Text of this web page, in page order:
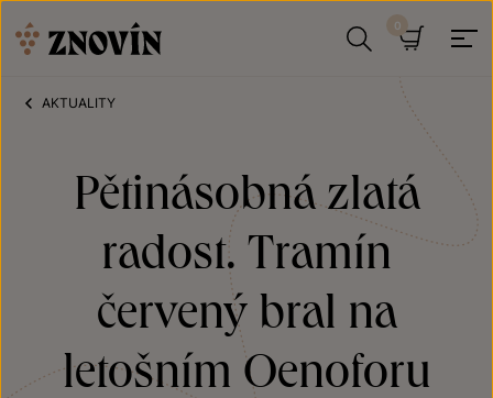
Hledat
AKTUALITY
Pětinásobná zlatá
radost. Tramín
červený bral na
letošním Oenoforu